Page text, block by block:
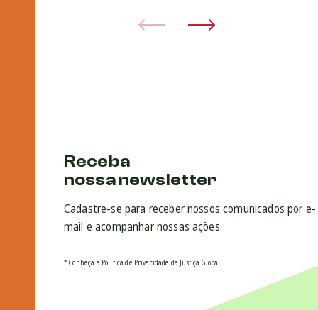
Receba
nossa newsletter
Cadastre-se para receber nossos comunicados por e-
mail e acompanhar nossas ações.
* Conheça a Política de Privacidade da Justiça Global.